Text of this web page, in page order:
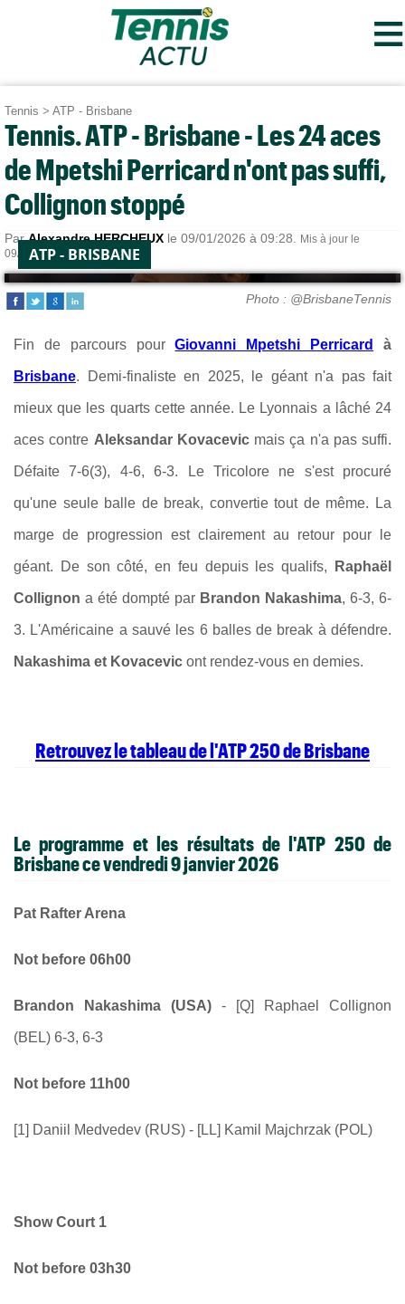
≡
Tennis > ATP - Brisbane
Tennis. ATP - Brisbane - Les 24 aces
de Mpetshi Perricard n'ont pas suffi,
Collignon stoppé
ParAlexandre HERCHEUX le 09/01/2026 à 09:28.
Mis à jour le
09/01/2026 à 12:29.
ATP - BRISBANE
Photo : @BrisbaneTennis
Fin de parcours pourGiovanni Mpetshi Perricard à
Brisbane. Demi-finaliste en 2025, le géant n'a pas fait
mieux que les quarts cette année. Le Lyonnais a lâché 24
aces contre Aleksandar Kovacevicmais ça n'a pas suffi.
Défaite 7-6(3), 4-6, 6-3. Le Tricolore ne s'est procuré
qu'une seule balle de break, convertie tout de même. La
marge de progression est clairement au retour pour le
géant. De son côté, en feu depuis les qualifs, Raphaël
Collignon a été dompté par Brandon Nakashima, 6-3, 6-
3. L'Américaine a sauvé les 6 balles de break à défendre.
Nakashima et Kovacevic ont rendez-vous en demies.
Retrouvez le tableau de l'ATP 250 de Brisbane
Le programme et les résultats de l'ATP 250 de
Brisbane ce vendredi 9 janvier 2026
Pat Rafter Arena
Not before 06h00
Brandon Nakashima (USA) - [Q] Raphael Collignon
(BEL) 6-3, 6-3
Not before 11h00
[1] Daniil Medvedev (RUS) - [LL] Kamil Majchrzak (POL)
Show Court 1
Not before 03h30